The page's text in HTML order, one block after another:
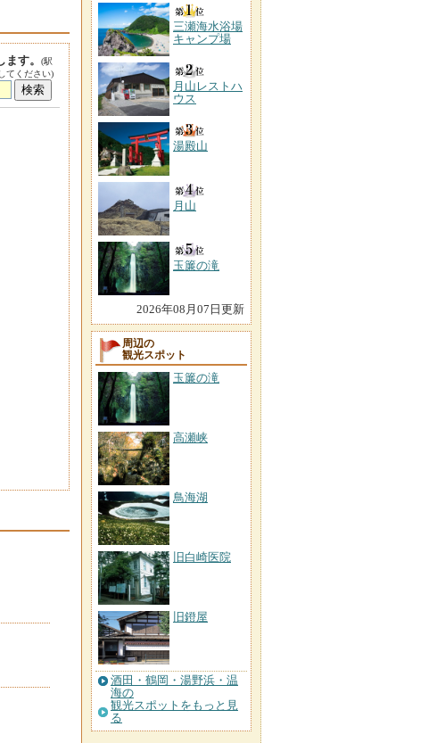
す。
(駅
てください)
三瀬海水浴場
キャンプ場
月山レストハ
ウス
湯殿山
月山
玉簾の滝
2026年08月07日更新
周辺の
観光スポット
玉簾の滝
高瀬峡
鳥海湖
旧白崎医院
旧鐙屋
酒田・鶴岡・湯野浜・温
海の
観光スポットをもっと見
る